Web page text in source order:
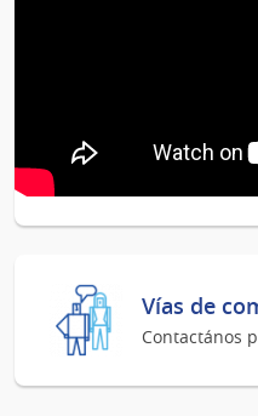
Vías de
Contactános